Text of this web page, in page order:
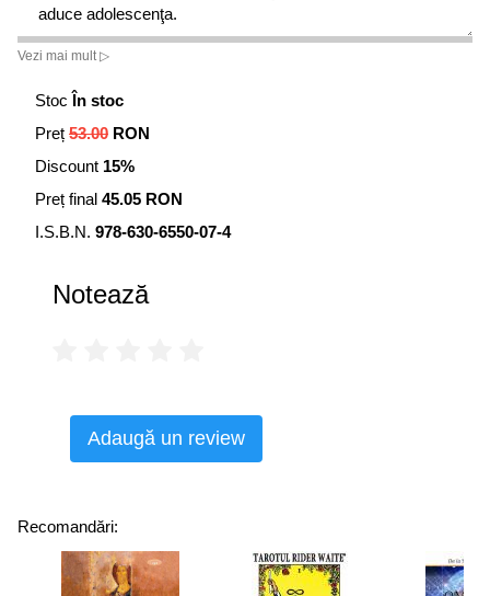
aduce adolescenţa.
Ca om de știinţă vizionar şi deschizător de drumuri, Siegel
ştie că, dacă tratăm adolescenţii cu respectul şi cu
înţelegerea cuvenite, aceștia vor avea toate şansele să îşi
atingă cel mai înalt potenţial.
adolescentului
pentru noi toţi. Daniel Siegel demonstrează cum
presupusele dezavantaje ale anilor adolescenţei au, de
indiferent de vârstă.”
Vezi mai mult ▷
Stoc În stoc
Preț 53.00 RON
Discount 15%
Preț final 45.05 RON
I.S.B.N. 978-630-6550-07-4
Notează
Adaugă un review
Recomandări: